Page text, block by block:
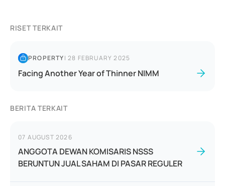
RISET TERKAIT
PROPERTY|28 FEBRUARY 2025
Facing Another Year of Thinner NIMM
BERITA TERKAIT
07 AUGUST 2026
ANGGOTA DEWAN KOMISARIS NSSS
BERUNTUN JUAL SAHAM DI PASAR REGULER